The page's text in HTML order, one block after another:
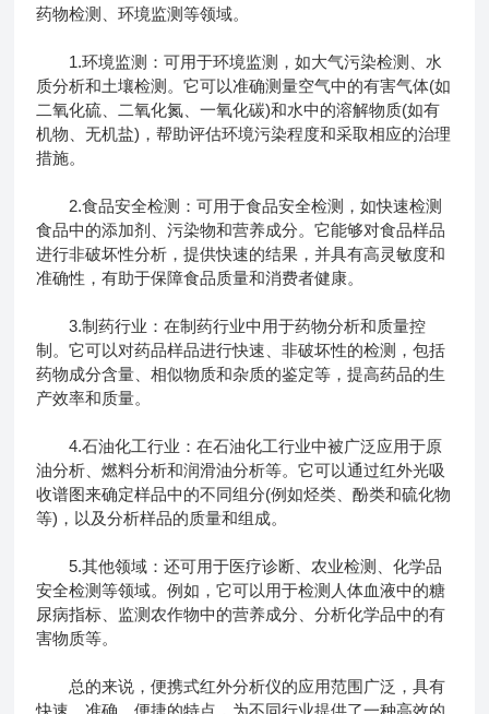
药物检测、环境监测等领域。
1.环境监测：可用于环境监测，如大气污染检测、水
质分析和土壤检测。它可以准确测量空气中的有害气体(如
二氧化硫、二氧化氮、一氧化碳)和水中的溶解物质(如有
机物、无机盐)，帮助评估环境污染程度和采取相应的治理
措施。
2.食品安全检测：可用于食品安全检测，如快速检测
食品中的添加剂、污染物和营养成分。它能够对食品样品
进行非破坏性分析，提供快速的结果，并具有高灵敏度和
准确性，有助于保障食品质量和消费者健康。
3.制药行业：在制药行业中用于药物分析和质量控
制。它可以对药品样品进行快速、非破坏性的检测，包括
药物成分含量、相似物质和杂质的鉴定等，提高药品的生
产效率和质量。
4.石油化工行业：在石油化工行业中被广泛应用于原
油分析、燃料分析和润滑油分析等。它可以通过红外光吸
收谱图来确定样品中的不同组分(例如烃类、酚类和硫化物
等)，以及分析样品的质量和组成。
5.其他领域：还可用于医疗诊断、农业检测、化学品
安全检测等领域。例如，它可以用于检测人体血液中的糖
尿病指标、监测农作物中的营养成分、分析化学品中的有
害物质等。
总的来说，便携式红外分析仪的应用范围广泛，具有
快速、准确、便捷的特点，为不同行业提供了一种高效的